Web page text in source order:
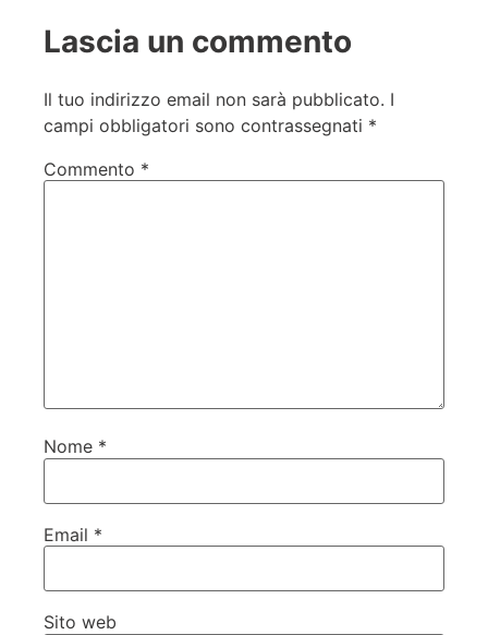
Lascia un commento
Il tuo indirizzo email non sarà pubblicato. I
campi obbligatori sono contrassegnati *
Commento *
Nome *
Email *
Sito web